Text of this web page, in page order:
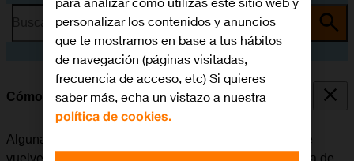
Busca por problema o tema
Cómo cerrar las aplicaciones en segundo plano
Algunas aplicaciones no se cierran del todo cuando se
personalizar los contenidos y anuncios
que te mostramos en base a tus hábitos
de navegación (páginas visitadas,
frecuencia de acceso, etc) Si quieres
saber más, echa un vistazo a nuestra
política de cookies.